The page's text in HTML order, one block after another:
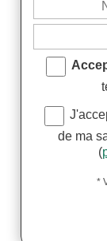
de ma
(
*